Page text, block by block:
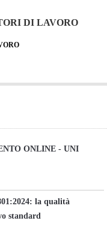
DI LAVORO
ONLINE - UNI
la qualità
standard